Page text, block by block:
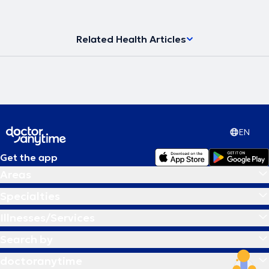
Related Health Articles
EN
Get the app